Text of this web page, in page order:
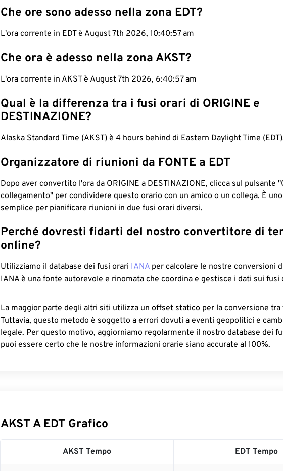
Che ore sono adesso nella zona EDT?
L'ora corrente in EDT è August 7th 2026, 10:40:58 am
Che ora è adesso nella zona AKST?
L'ora corrente in AKST è August 7th 2026, 6:40:58 am
Qual è la differenza tra i fusi orari di ORIGINE e
DESTINAZIONE?
Alaska Standard Time (AKST) è 4 hours behind di Eastern Daylight Time
Organizzatore di riunioni da FONTE a EDT
Dopo aver convertito l'ora da ORIGINE a DESTINAZIONE, clicca sul pulsante
collegamento" per condividere questo orario con un amico o un collega. È
semplice per pianificare riunioni in due fusi orari diversi.
Perché dovresti fidarti del nostro convertitore di
online?
Utilizziamo il database dei fusi orari IANA per calcolare le nostre conversioni
IANA è una fonte autorevole e rinomata che coordina e gestisce i dati sui fusi
La maggior parte degli altri siti utilizza un offset statico per la conversione tra
Tuttavia, questo metodo è soggetto a errori dovuti a eventi geopolitici e
legale. Per questo motivo, aggiorniamo regolarmente il nostro database dei
puoi essere certo che le nostre informazioni orarie siano accurate al 100%.
AKST A EDT Grafico
AKST Tempo EDT Tempo